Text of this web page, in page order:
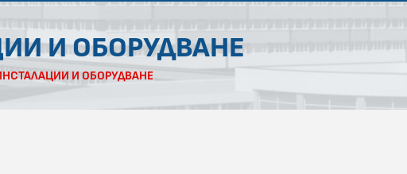
И ОБОРУДВАНЕ
И ОБОРУДВАНЕ